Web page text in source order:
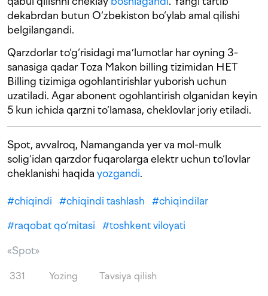
dekabrdan butun O‘zbekiston bo‘ylab amal qilishi
belgilangandi.
Qarzdorlar to‘g‘risidagi maʼlumotlar har oyning 3-
sanasiga qadar Toza Makon billing tizimidan HET
Billing tizimiga ogohlantirishlar yuborish uchun
uzatiladi. Agar abonent ogohlantirish olganidan keyin
5 kun ichida qarzni to‘lamasa, cheklovlar joriy etiladi.
Spot, avvalroq, Namanganda yer va mol-mulk
solig‘idan qarzdor fuqarolarga elektr uchun to‘lovlar
cheklanishi haqida yozgandi.
#chiqindi #chiqindi tashlash #chiqindilar
#raqobat qo‘mitasi #toshkent viloyati
«Spot»
331 Yozing Tavsiya qilish